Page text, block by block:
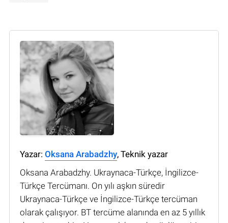
Yazar: Oksana Arabadzhy, Teknik yazar
Oksana Arabadzhy. Ukraynaca-Türkçe, İngilizce-
Türkçe Tercümanı. On yılı aşkın süredir
Ukraynaca-Türkçe ve İngilizce-Türkçe tercüman
olarak çalışıyor. BT tercüme alanında en az 5 yıllık